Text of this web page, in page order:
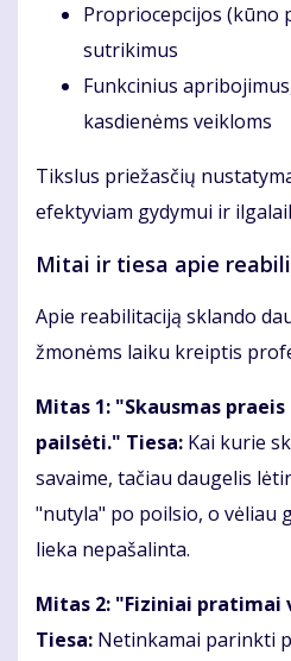
Propriocepcijos (kūno
sutrikimus
Funkcinius
kasdienėms veikloms
Tikslus priežasčių
efektyviam gydymui ir
Mitai ir tiesa apie
Apie reabilitaciją sklando
žmonėms laiku kreiptis
Mitas 1: "Skausmas
pailsėti." Tiesa: Kai kurie
savaime, tačiau daugelis
"nutyla" po poilsio, o vėliau
lieka nepašalinta.
Mitas 2: "Fiziniai pratimai
Tiesa: Netinkamai parinkti